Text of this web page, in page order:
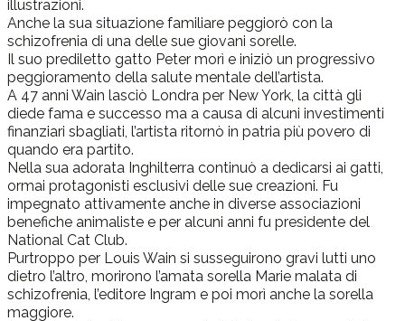
illustrazioni.
Anche la sua situazione familiare peggiorò con la
schizofrenia di una delle sue giovani sorelle.
Il suo prediletto gatto Peter morì e iniziò un progressivo
peggioramento della salute mentale dell’artista.
A 47 anni Wain lasciò Londra per New York, la città gli
diede fama e successo ma a causa di alcuni investimenti
finanziari sbagliati, l’artista ritornò in patria più povero di
quando era partito.
Nella sua adorata Inghilterra continuò a dedicarsi ai gatti,
ormai protagonisti esclusivi delle sue creazioni. Fu
impegnato attivamente anche in diverse associazioni
benefiche animaliste e per alcuni anni fu presidente del
National Cat Club.
Purtroppo per Louis Wain si susseguirono gravi lutti uno
dietro l’altro, morirono l’amata sorella Marie malata di
schizofrenia, l’editore Ingram e poi morì anche la sorella
maggiore.